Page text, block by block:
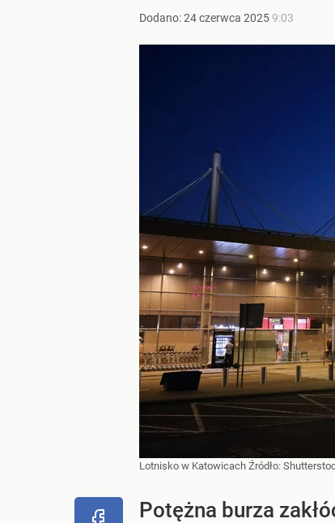
Dodano:24czerwca 20259:03
Lotnisko w Katowicach Źródło:
Potężna burza